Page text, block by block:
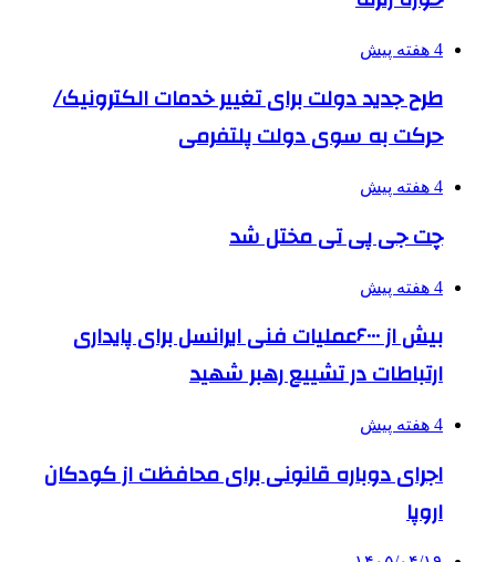
4 هفته پیش
طرح جدید دولت برای تغییر خدمات الکترونیک/
حرکت به سوی دولت پلتفرمی
4 هفته پیش
چت جی پی تی مختل شد
4 هفته پیش
بیش از ۶۰۰۰عملیات فنی ایرانسل برای پایداری
ارتباطات در تشییع رهبر شهید
4 هفته پیش
اجرای دوباره قانونی برای محافظت از کودکان
اروپا